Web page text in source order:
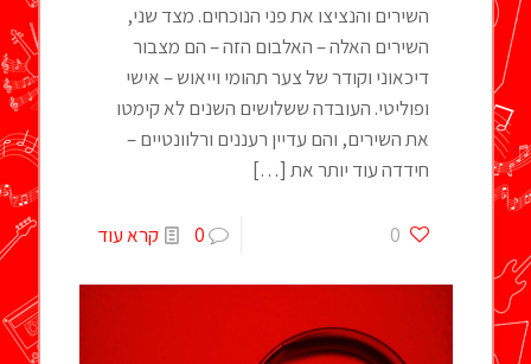
השירים והנציצו את פני הנוכחים. מצד שני,
השירים האלה – האלבום הזה – הם מצבור
דיכאוני וקודר של צער תהומי וייאוש – אישי
ופוליטי. העובדה ששלושים השנים לא קימטו
את השירים, והם עדיין רעננים ורלוונטיים –
חידדה עוד יותר את […]
0
0 קרא עוד